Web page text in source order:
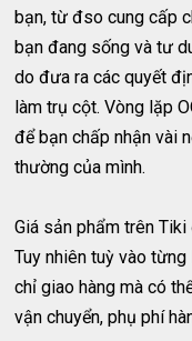
bạn, từ đso cung cấp
bạn đang sống và tư
do đưa ra các quyết
làm trụ cột. Vòng lặp
để bạn chấp nhận vài
thường của mình.
Giá sản phẩm trên
Tuy nhiên tuỳ vào
chỉ giao hàng mà có
vận chuyển, phụ phí